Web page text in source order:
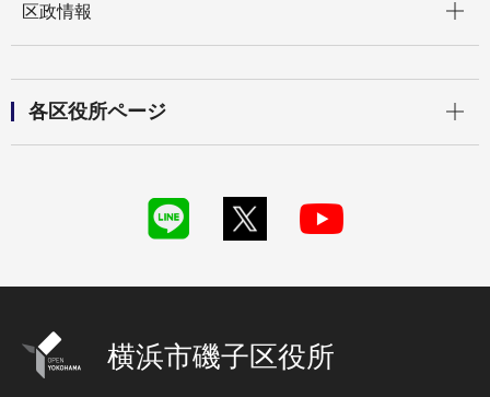
区政情報
各区役所ページ
横浜市磯子区役所